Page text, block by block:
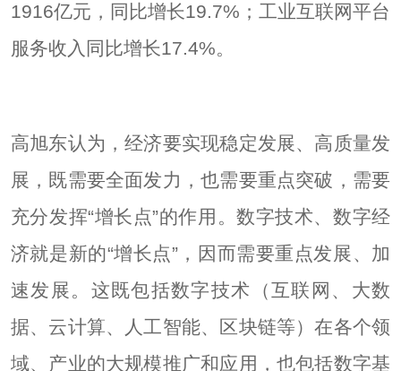
1916亿元，同比增长19.7%；工业互联网平台
服务收入同比增长17.4%。
高旭东认为，经济要实现稳定发展、高质量发
展，既需要全面发力，也需要重点突破，需要
充分发挥“增长点”的作用。数字技术、数字经
济就是新的“增长点”，因而需要重点发展、加
速发展。这既包括数字技术（互联网、大数
据、云计算、人工智能、区块链等）在各个领
域、产业的大规模推广和应用，也包括数字基